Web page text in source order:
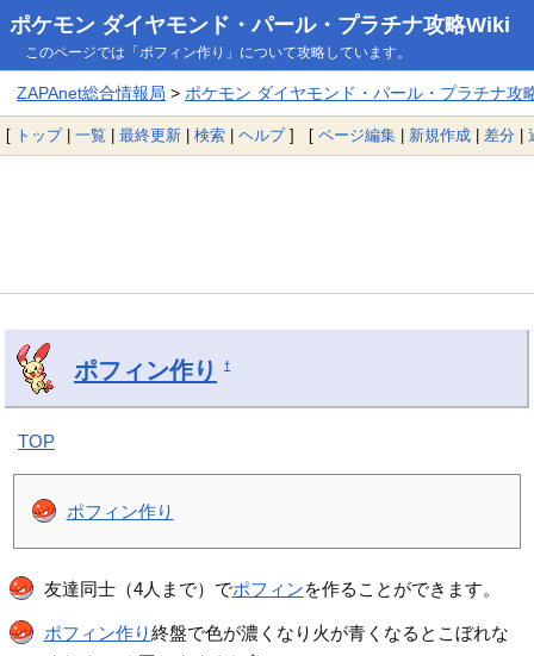
ポケモン ダイヤモンド・パール・プラチナ攻略Wiki
このページでは「ポフィン作り」について攻略しています。
ZAPAnet総合情報局 > ポケモン ダイヤモンド・パール・プラチナ攻
[ トップ| 一覧 | 最終更新 | 検索 | ヘルプ] [ ページ編集 | 新規作成 | 差分 |
ポフィン作り †
TOP
ポフィン作り
友達同士（4人まで）でポフィンを作ることができます。
ポフィン作り終盤で色が濃くなり火が青くなるとこぼれな